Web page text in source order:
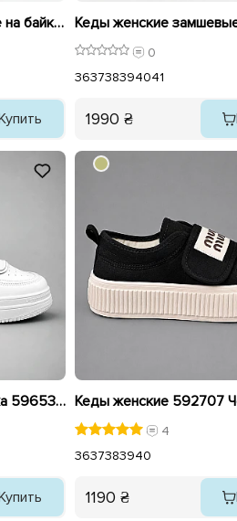
Кеды женские замшевые на байке 596053 Коричневый
0
363738394041
1990 ₴
Кеды женские сплит кожа 596536 Белые Кеды женские 592707
4
3637383940
1190 ₴